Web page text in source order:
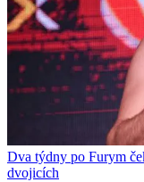
Dva týdny po Furym
dvojicích